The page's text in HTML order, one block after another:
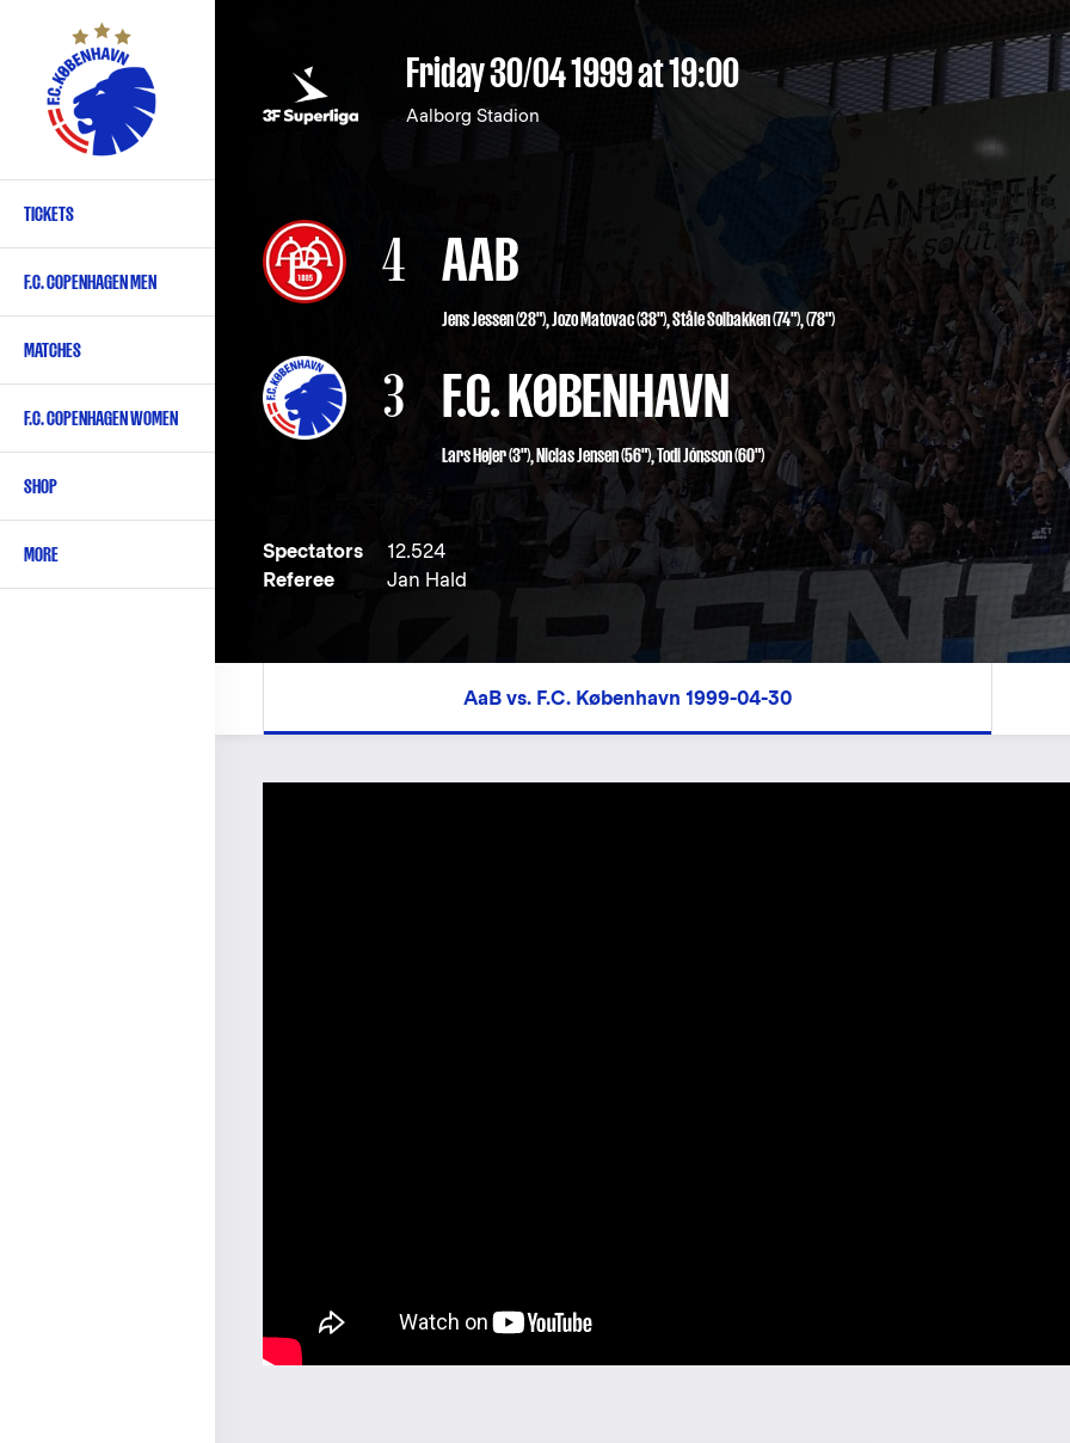
content
Primary
English
TICKETS
F.C. COPENHAGEN MEN
MATCHES
F.C. COPENHAGEN WOMEN
SHOP
MORE
Friday 30/04 1999at 19:00
Aalborg Stadion
4 AAB
Jens Jessen (28"),Jozo Matovac (38"),Ståle Solbakken (74"), (78")
3 F.C. KØBENHAVN
Lars Højer(3"),Niclas Jensen(56"),Todi Jónsson(60")
Spectators
12.524
Referee
Jan Hald
AaB vs. F.C. København 1999-04-30